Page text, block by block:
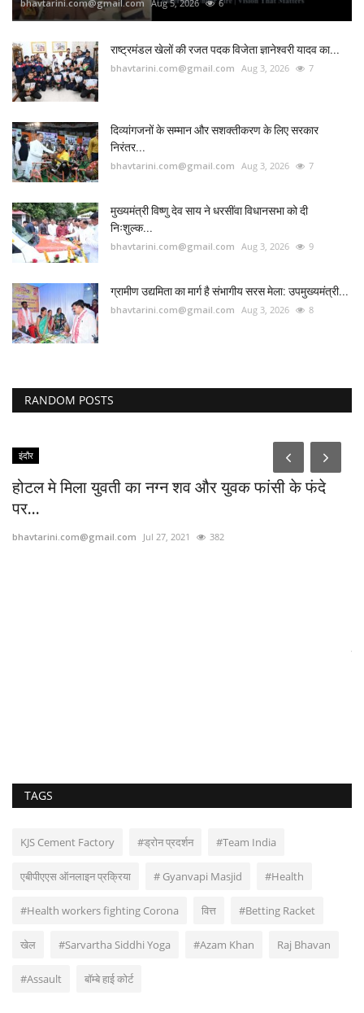
bhavtarini.com@gmail.com Aug 5, 2026 6
राष्ट्रमंडल खेलों की रजत पदक विजेता ज्ञानेश्वरी यादव का...
bhavtarini.com@gmail.com Aug 3, 2026 7
दिव्यांगजनों के सम्मान और सशक्तीकरण के लिए सरकार
निरंतर...
bhavtarini.com@gmail.com Aug 3, 2026 7
मुख्यमंत्री विष्णु देव साय ने धरसींवा विधानसभा को दी
निःशुल्क...
bhavtarini.com@gmail.com Aug 3, 2026 9
ग्रामीण उद्यमिता का मार्ग है संभागीय सरस मेला: उपमुख्यमंत्री...
bhavtarini.com@gmail.com Aug 3, 2026 8
RANDOM POSTS
इंदौर
होटल मे मिला युवती का नग्न शव और युवक फांसी के फंदे
पर...
bhavtarini.com@gmail.com Jul 27, 2021 382
TAGS
KJS Cement Factory #ड्रोन प्रदर्शन #Team India
एबीपीएएस ऑनलाइन प्रक्रिया # Gyanvapi Masjid #Health
#Health workers fighting Corona वित्त #Betting Racket
खेल #Sarvartha Siddhi Yoga #Azam Khan Raj Bhavan
#Assault बॉम्बे हाई कोर्ट